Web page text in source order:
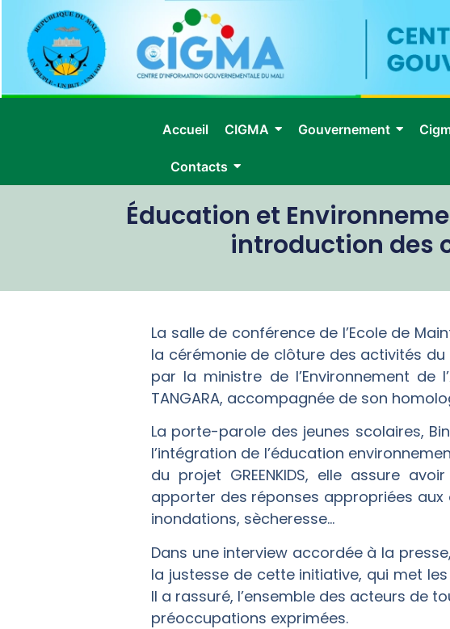
Accueil CIGMA Gouvernement
Contacts
Éducation et
introduction des
La salle de conférence de l’Ecole de
la cérémonie de clôture des activités du
par la ministre de l’Environnement de
TANGARA, accompagnée de son
La porte-parole des jeunes scolaires,
l’intégration de l’éducation
du projet GREENKIDS, elle assure
apporter des réponses appropriées aux
inondations, sècheresse…
Dans une interview accordée à la
la justesse de cette initiative, qui met
Il a rassuré, l’ensemble des acteurs de
préoccupations exprimées.